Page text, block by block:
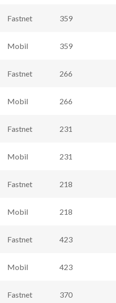
Fastnet 359
Mobil 359
Fastnet 266
Mobil 266
Fastnet 231
Mobil 231
Fastnet 218
Mobil 218
Fastnet 423
Mobil 423
Fastnet 370